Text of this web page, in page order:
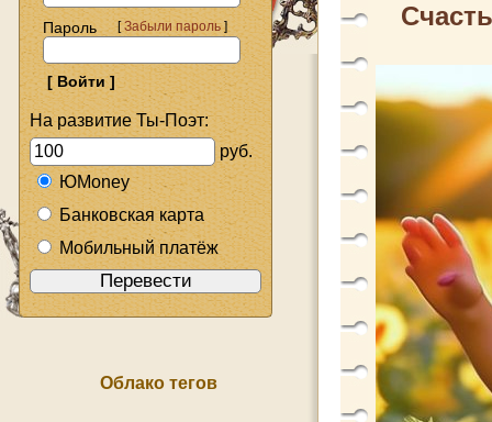
Пароль [Забыли пароль]
На развитие Ты-Поэт:
руб.
ЮMoney
Банковская карта
Мобильный платёж
Облако тегов